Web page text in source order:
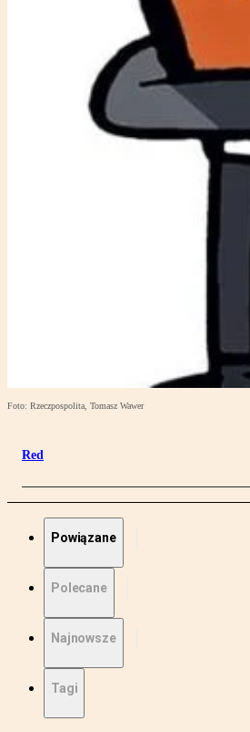
Foto: Rzeczpospolita, Tomasz Wawer
Red
Powiązane
Polecane
Najnowsze
Tagi